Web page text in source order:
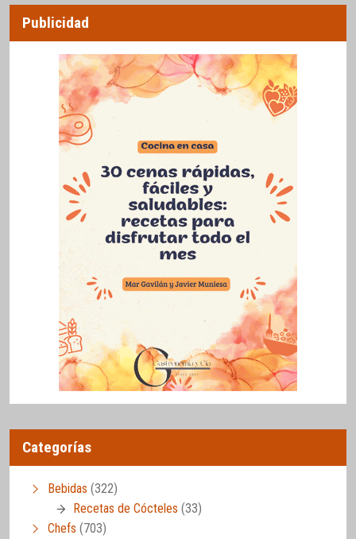
Publicidad
Categorías
Bebidas (322)
Recetas de Cócteles (33)
Chefs (703)